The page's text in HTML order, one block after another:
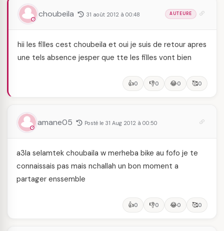
choubeila 31 août 2012 à 00:48 AUTEURE
hii les filles cest choubeila et oui je suis de retour apres
une tels absence jesper que tte les filles vont bien
👍0 👎0 😂0 🥰0
amane05 Posté le 31 Aug 2012 à 00:50
a3la selamtek choubaila w merheba bike au fofo je te
connaissais pas mais nchallah un bon moment a
partager enssemble
👍0 👎0 😂0 🥰0